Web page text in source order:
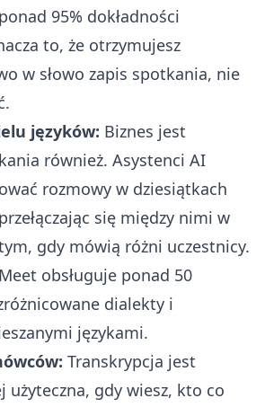
95% dokładności
to, że otrzymujesz
w słowo zapis spotkania, nie
języków: Biznes jest
również. Asystenci AI
rozmowy w dziesiątkach
się między nimi w
gdy mówią różni uczestnicy.
obsługuje ponad 50
dialekty i
językami.
Transkrypcja jest
użyteczna, gdy wiesz, kto co